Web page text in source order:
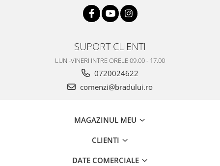
Touchscreen Lenovo
Touchscreen Samsung
SUPORT CLIENTI
LUNI-VINERI INTRE ORELE 09.00 - 17.00
0720024622
comenzi@bradului.ro
MAGAZINUL MEU
CLIENTI
DATE COMERCIALE